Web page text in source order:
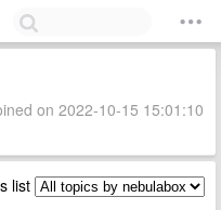
on 2022-10-15 15:01:10
list